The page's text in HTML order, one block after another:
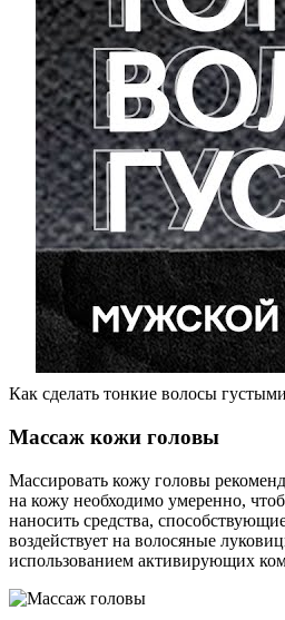
Как сделать тонкие волосы
Массаж кожи головы
Массировать кожу головы
на кожу необходимо умеренно,
наносить средства,
воздействует на волосяные
использованием активирующих